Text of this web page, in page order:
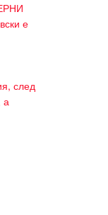
е
след
а